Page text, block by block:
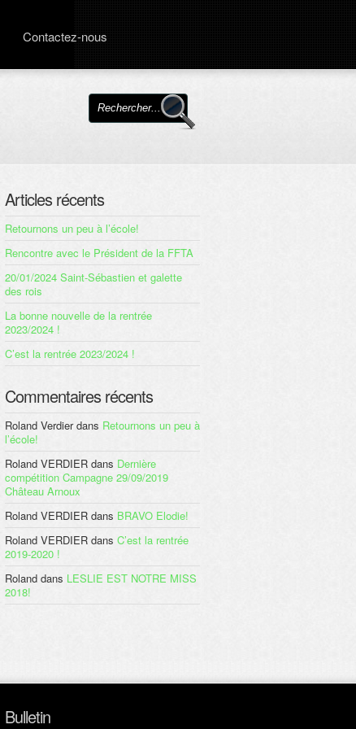
Contactez-nous
Articles récents
Retournons un peu à l’école!
Rencontre avec le Président de la FFTA
20/01/2024 Saint-Sébastien et galette
des rois
La bonne nouvelle de la rentrée
2023/2024 !
C’est la rentrée 2023/2024 !
Commentaires récents
Roland Verdierdans Retournons un peu à
l’école!
Roland VERDIER dans Dernière
compétition Campagne 29/09/2019
Château Arnoux
Roland VERDIER dans BRAVO Elodie!
Roland VERDIER dans C’est la rentrée
2019-2020 !
Roland dans LESLIE EST NOTRE MISS
2018!
Bulletin